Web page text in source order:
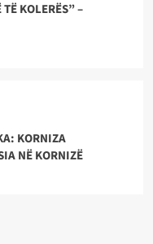
KOLERËS” –
KORNIZA
NË KORNIZË